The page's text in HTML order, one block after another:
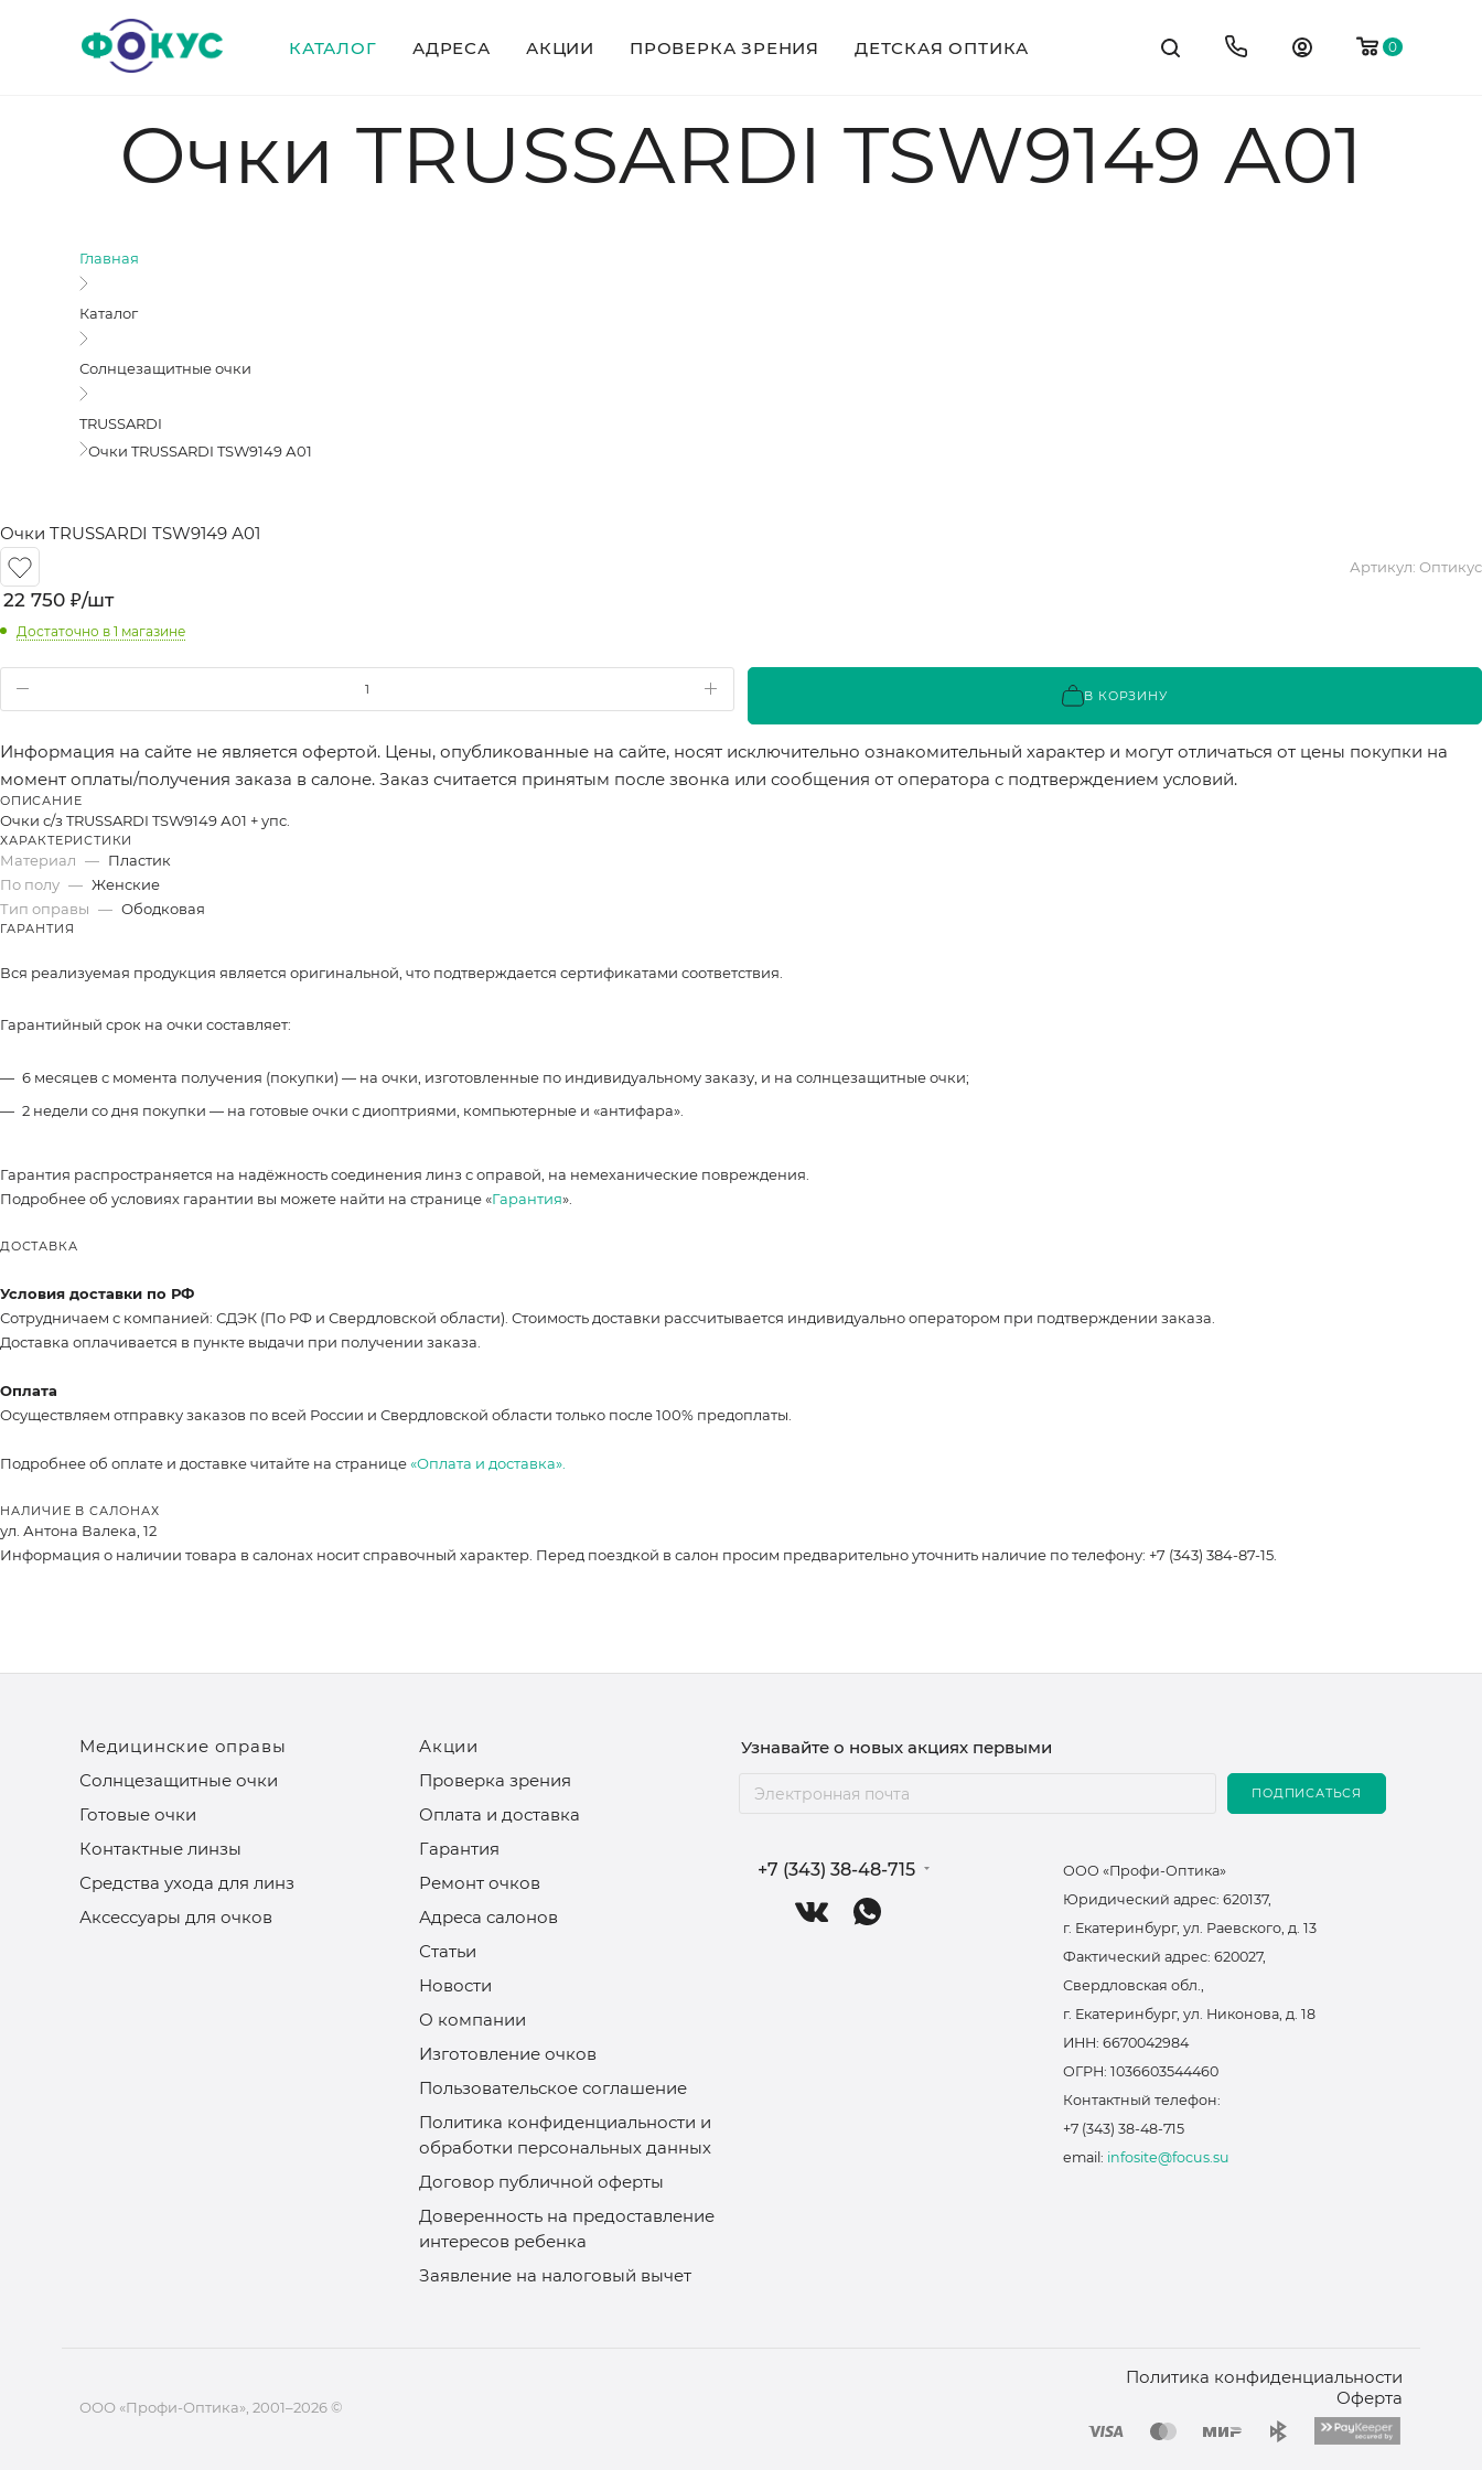
0
КАТАЛОГ АДРЕСА АКЦИИ ПРОВЕРКА ЗРЕНИЯ ДЕТСКАЯ ОПТИКА
Очки TRUSSARDI TSW9149 А01
Главная
Каталог
Солнцезащитные очки
TRUSSARDI
Очки TRUSSARDI TSW9149 А01
Очки TRUSSARDI TSW9149 А01
Артикул: Оптикус
22 750 ₽/шт
Достаточно в 1 магазине
В КОРЗИНУ
Информация на сайте не является офертой. Цены, опубликованные на сайте, носят исключительно ознакомительный характер и могут отличаться от цены покупки на
момент оплаты/получения заказа в салоне. Заказ считается принятым после звонка или сообщения от оператора с подтверждением условий.
ОПИСАНИЕ
Очки с/з TRUSSARDI TSW9149 А01 + упс.
ХАРАКТЕРИСТИКИ
Материал — Пластик
По полу — Женские
Тип оправы — Ободковая
ГАРАНТИЯ
Вся реализуемая продукция является оригинальной, что подтверждается сертификатами соответствия.
Гарантийный срок на очки составляет:
6 месяцев с момента получения (покупки) — на очки, изготовленные по индивидуальному заказу, и на солнцезащитные очки;
2 недели со дня покупки — на готовые очки с диоптриями, компьютерные и «антифара».
Гарантия распространяется на надёжность соединения линз с оправой, на немеханические повреждения.
Подробнее об условиях гарантии вы можете найти на странице «Гарантия».
ДОСТАВКА
Условия доставки по РФ
Сотрудничаем с компанией: СДЭК (По РФ и Свердловской области). Стоимость доставки рассчитывается индивидуально оператором при подтверждении заказа.
Доставка оплачивается в пункте выдачи при получении заказа.
Оплата
Осуществляем отправку заказов по всей России и Свердловской области только после 100% предоплаты.
Подробнее об оплате и доставке читайте на странице«Оплата и доставка».
НАЛИЧИЕ В САЛОНАХ
ул. Антона Валека, 12
Информация о наличии товара в салонах носит справочный характер. Перед поездкой в салон просим предварительно уточнить наличие по телефону: +7 (343) 384-87-15.
Медицинские оправы
Солнцезащитные очки
Готовые очки
Контактные линзы
Средства ухода для линз
Аксессуары для очков
Акции
Проверка зрения
Оплата и доставка
Гарантия
Ремонт очков
Адреса салонов
Статьи
Новости
О компании
Изготовление очков
Пользовательское соглашение
Политика конфиденциальности и
обработки персональных данных
Договор публичной оферты
Доверенность на предоставление
интересов ребенка
Заявление на налоговый вычет
Узнавайте о новых акциях первыми
ПОДПИСАТЬСЯ
+7 (343) 38-48-715
ООО «Профи-Оптика»
Юридический адрес: 620137,
г. Екатеринбург, ул. Раевского, д. 13
Фактический адрес: 620027,
Свердловская обл.,
г. Екатеринбург, ул. Никонова, д. 18
ИНН: 6670042984
ОГРН: 1036603544460
Контактный телефон:
+7 (343) 38-48-715
email: infosite@focus.su
ООО «Профи-Оптика», 2001–2026 ©
Политика конфиденциальности
Оферта